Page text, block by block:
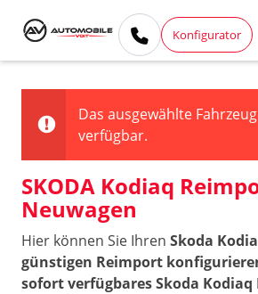
Konfigurator
Das ausgewählte
verfügbar.
SKODA Kodiaq
Neuwagen
Hier können Sie Ihren Skoda
günstigen Reimport
sofort verfügbares Skoda Kodiaq